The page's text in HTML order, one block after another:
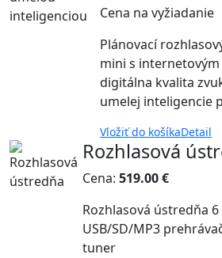
Cena na vyžiadanie
Plánovací
mini s internetovým
digitálna kvalita
umelej inteligencie
Vložiť do košíkaDetail
Rozhlasová
Cena: 519.00 €
Rozhlasová ústredňa
USB/SD/MP3
tuner